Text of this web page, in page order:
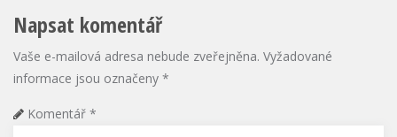
Napsat komentář
Vaše e-mailová adresa nebude zveřejněna. Vyžadované
informace jsou označeny *
Komentář *